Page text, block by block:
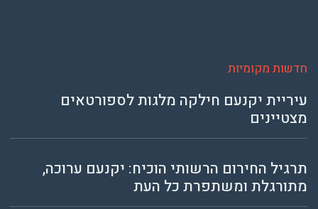
חדשות מקומיות
עיריית יקנעם חילקה מלגות לספורטאים
מצטיינים
תרגיל החירום הרשותי הוכיח: יקנעם ערוכה,
מתורגלת ומשתפרת כל העת